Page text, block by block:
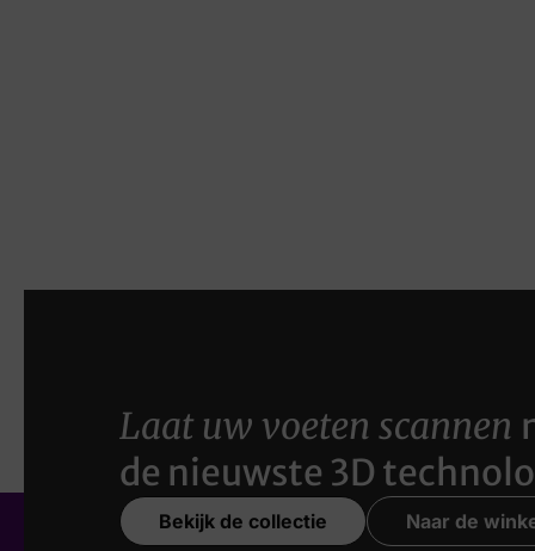
Laat uw voeten scannen
de nieuwste 3D
Bekijk de collectie Naar de